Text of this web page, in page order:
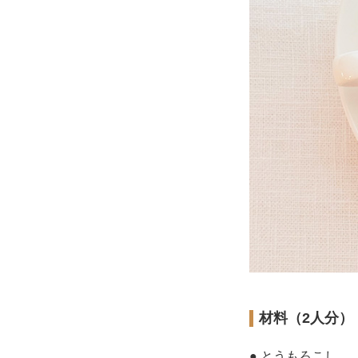
材料（2人分）